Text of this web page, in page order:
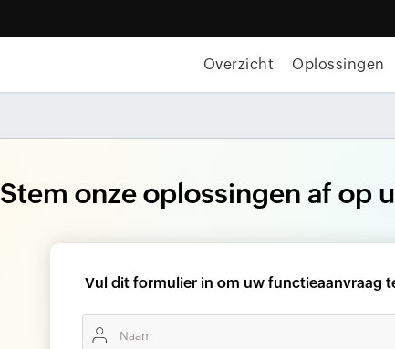
Overzicht Oplossingen
Stem onze oplossingen af op
Vul dit formulier in om uw functieaanvraag